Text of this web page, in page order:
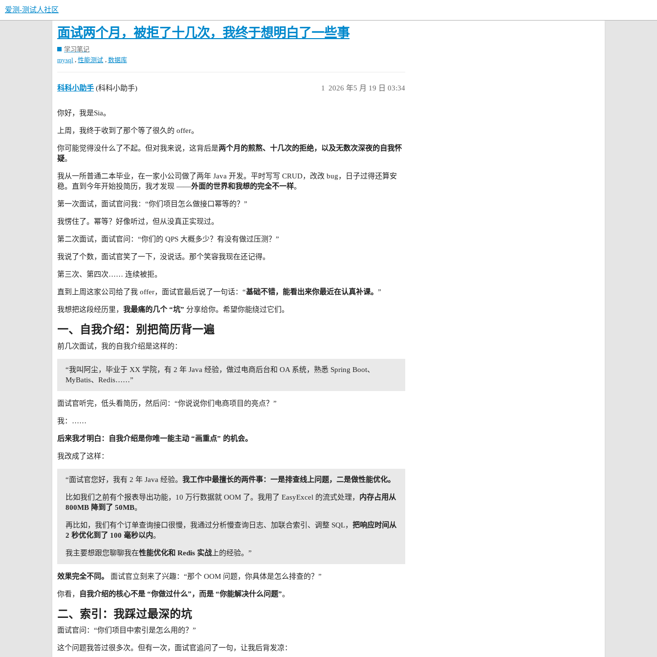
爱测-测试人社区
面试两个月，被拒了十几次，我终于想明白了一些事
学习笔记
mysql
,性能测试 数据库
科科小助手 (科科小助手) 2026 年5 月 19 日 03:34
1
你好，我是Sia。
上周，我终于收到了那个等了很久的 offer。
你可能觉得没什么了不起。但对我来说，这背后是两个月的煎熬、十几次的拒绝，以及无数次深夜的自我怀
疑。
我从一所普通二本毕业，在一家小公司做了两年 Java 开发。平时写写 CRUD，改改 bug，日子过得还算安
稳。直到今年开始投简历，我才发现 ——外面的世界和我想的完全不一样。
第一次面试，面试官问我：“你们项目怎么做接口幂等的？”
我愣住了。幂等？好像听过，但从没真正实现过。
第二次面试，面试官问：“你们的 QPS 大概多少？有没有做过压测？”
我说了个数，面试官笑了一下，没说话。那个笑容我现在还记得。
第三次、第四次…… 连续被拒。
直到上周这家公司给了我 offer，面试官最后说了一句话：“基础不错，能看出来你最近在认真补课。 ”
我想把这段经历里， 我最痛的几个 “坑” 分享给你。希望你能绕过它们。
一、自我介绍：别把简历背一遍
前几次面试，我的自我介绍是这样的：
“我叫阿尘，毕业于 XX 学院，有 2 年 Java 经验，做过电商后台和 OA 系统，熟悉 Spring Boot、
MyBatis、Redis……”
面试官听完，低头看简历，然后问：“你说说你们电商项目的亮点？”
我：……
后来我才明白：自我介绍是你唯一能主动 “画重点” 的机会。
我改成了这样：
“面试官您好，我有 2 年 Java 经验。 我工作中最擅长的两件事：一是排查线上问题，二是做性能优化。
比如我们之前有个报表导出功能，10 万行数据就 OOM 了。我用了 EasyExcel 的流式处理， 内存占用从
800MB 降到了 50MB。
再比如，我们有个订单查询接口很慢，我通过分析慢查询日志、加联合索引、调整 SQL， 把响应时间从
2 秒优化到了 100 毫秒以内。
我主要想跟您聊聊我在性能优化和 Redis 实战上的经验。”
效果完全不同。 面试官立刻来了兴趣：“那个 OOM 问题，你具体是怎么排查的？”
你看， 自我介绍的核心不是 “你做过什么”，而是 “你能解决什么问题”。
二、索引：我踩过最深的坑
面试官问：“你们项目中索引是怎么用的？”
这个问题我答过很多次。但有一次，面试官追问了一句，让我后背发凉：